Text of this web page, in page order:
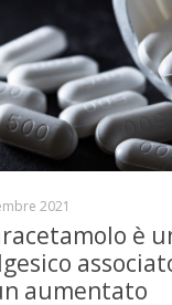
2021
è
aumentato